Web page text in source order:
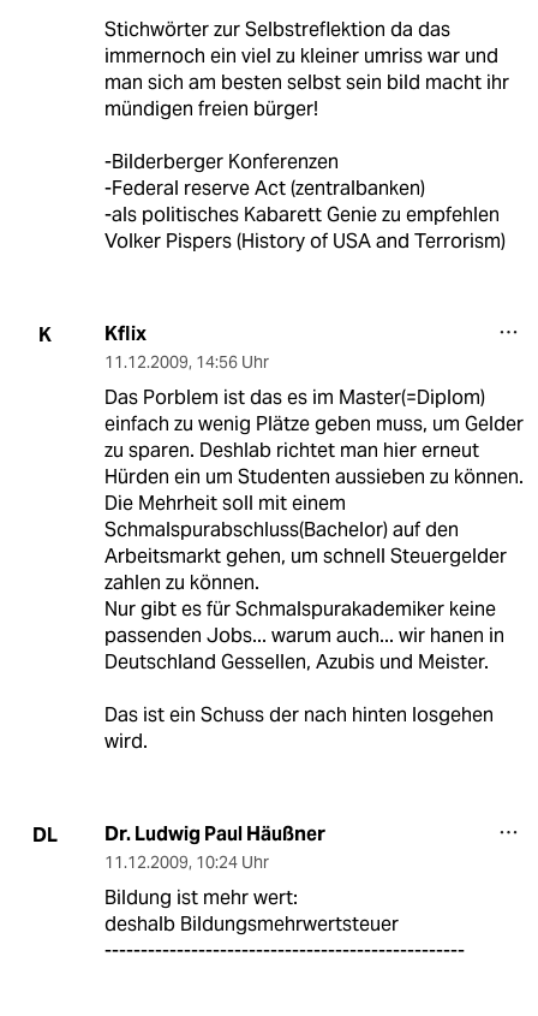
Stichwörter zur Selbstreflektion da das
immernoch ein viel zu kleiner umriss war und
man sich am besten selbst sein bild macht ihr
mündigen freien bürger!
-Bilderberger Konferenzen
-Federal reserve Act (zentralbanken)
-als politisches Kabarett Genie zu empfehlen
Volker Pispers (History of USA and Terrorism)
K Kflix
11.12.2009, 14:56 Uhr
Das Porblem ist das es im Master(=Diplom)
einfach zu wenig Plätze geben muss, um Gelder
zu sparen. Deshlab richtet man hier erneut
Hürden ein um Studenten aussieben zu können.
Die Mehrheit soll mit einem
Schmalspurabschluss(Bachelor) auf den
Arbeitsmarkt gehen, um schnell Steuergelder
zahlen zu können.
Nur gibt es für Schmalspurakademiker keine
passenden Jobs... warum auch... wir hanen in
Deutschland Gessellen, Azubis und Meister.
Das ist ein Schuss der nach hinten losgehen
wird.
DL Dr. Ludwig Paul Häußner
11.12.2009, 10:24 Uhr
Bildung ist mehr wert:
deshalb Bildungsmehrwertsteuer
--------------------------------------------------